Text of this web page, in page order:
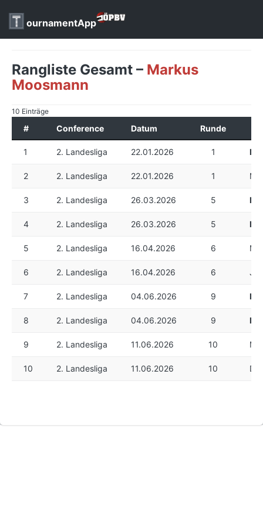
ournamentApp
Rangliste Gesamt – Markus
Moosmann
10 Einträge
# Conference Datum Runde
1 2. Landesliga 22.01.2026 1
2 2. Landesliga 22.01.2026 1
3 2. Landesliga 26.03.2026 5
4 2. Landesliga 26.03.2026 5
5 2. Landesliga 16.04.2026 6
6 2. Landesliga 16.04.2026 6
7 2. Landesliga 04.06.2026 9
8 2. Landesliga 04.06.2026 9
9 2. Landesliga 11.06.2026 10
10 2. Landesliga 11.06.2026 10